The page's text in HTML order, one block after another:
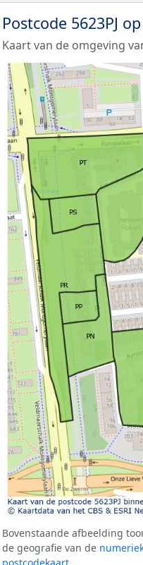
Postcode 5623PJ
Kaart van de omgeving
Bovenstaande afbeelding
de geografie van de
postcodekaart.